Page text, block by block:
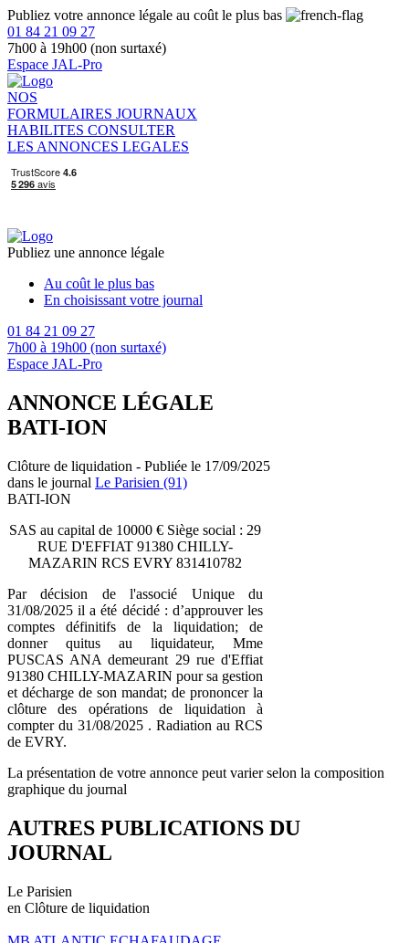
Publiez votre annonce légale au coût le plus bas
01 84 21 09 27
7h00 à 19h00 (non surtaxé)
Espace JAL-Pro
NOS
FORMULAIRES JOURNAUX
HABILITES CONSULTER
LES ANNONCES LEGALES
Publiez une annonce légale
Au coût le plus bas
En choisissant votre journal
01 84 21 09 27
7h00 à 19h00 (non surtaxé)
Espace JAL-Pro
ANNONCE LÉGALE
BATI-ION
Clôture de liquidation - Publiée le 17/09/2025
dans le journal Le Parisien (91)
BATI-ION
SAS au capital de 10000 € Siège social : 29
RUE D'EFFIAT 91380 CHILLY-
MAZARIN RCS EVRY 831410782
Par décision de l'associé Unique du
31/08/2025 il a été décidé : d’approuver les
comptes définitifs de la liquidation; de
donner quitus au liquidateur, Mme
PUSCAS ANA demeurant 29 rue d'Effiat
91380 CHILLY-MAZARIN pour sa gestion
et décharge de son mandat; de prononcer la
clôture des opérations de liquidation à
compter du 31/08/2025 . Radiation au RCS
de EVRY.
La présentation de votre annonce peut varier selon la composition
graphique du journal
AUTRES PUBLICATIONS DU
JOURNAL
Le Parisien
en Clôture de liquidation